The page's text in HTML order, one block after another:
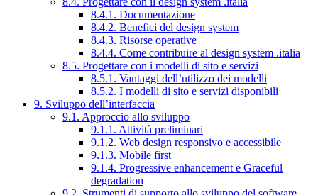
8.4.1. Documentazione
8.4.2. Benefici del design system
8.4.3. Risorse operative
8.4.4. Come contribuire al design system .italia
8.5. Progettare con i modelli di sito e servizi
8.5.1. Vantaggi dell’utilizzo dei modelli
8.5.2. I modelli di sito e servizi disponibili
9. Sviluppo dell’interfaccia
9.1. Approccio allo sviluppo
9.1.1. Attività preliminari
9.1.2. Web design responsivo e accessibile
9.1.3. Mobile first
9.1.4. Progressive enhancement e Graceful
degradation